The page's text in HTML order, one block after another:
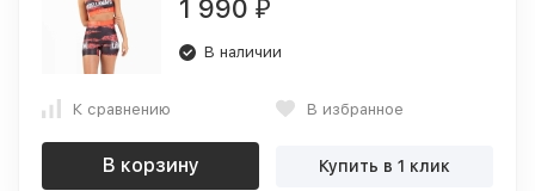
1 990 ₽
В наличии
К сравнению В избранное
В корзину Купить в 1 клик